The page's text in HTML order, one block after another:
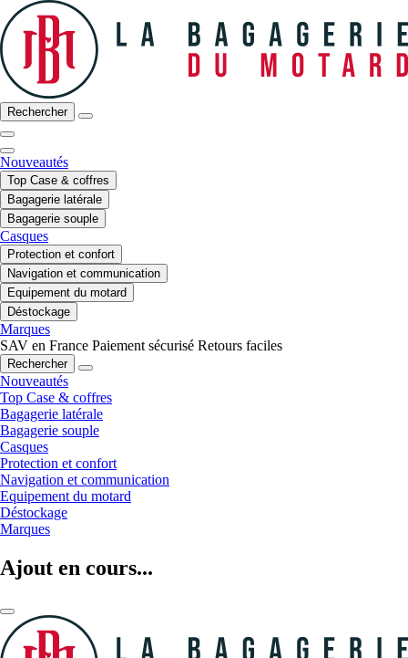
Rechercher
Nouveautés
Top Case & coffres
Bagagerie latérale
Bagagerie souple
Casques
Protection et confort
Navigation et communication
Equipement du motard
Déstockage
Marques
SAV en France Paiement sécurisé Retours faciles
Rechercher
Nouveautés
Top Case & coffres
Bagagerie latérale
Bagagerie souple
Casques
Protection et confort
Navigation et communication
Equipement du motard
Déstockage
Marques
Ajout en cours...